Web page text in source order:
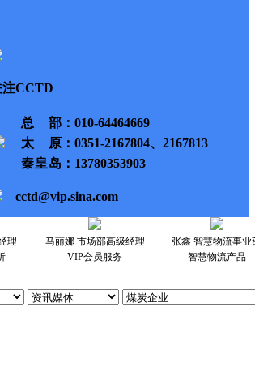
注CCTD
总部 ：010-64464669
太原 ：0351-2167804、2167813
秦皇岛 ：13780353903
cctd@vip.sina.com
理
马丽娜 市场部高级经理
VIP会员服务
张鑫 智慧物流事业
智慧物流产品